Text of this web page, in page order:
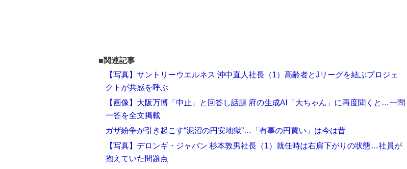
■関連記事
【写真】サントリーウエルネス 沖中直人社長（1）高齢者とJリーグを結ぶプロジェ
クトが共感を呼ぶ
【画像】大阪万博「中止」と回答し話題 府の生成AI「大ちゃん」に再度聞くと…一問
一答を全文掲載
ガザ紛争が引き起こす“泥沼の円安地獄”…「有事の円買い」は今は昔
【写真】デロンギ・ジャパン 杉本敦男社長（1）就任時は右肩下がりの状態…社員が
抱えていた問題点